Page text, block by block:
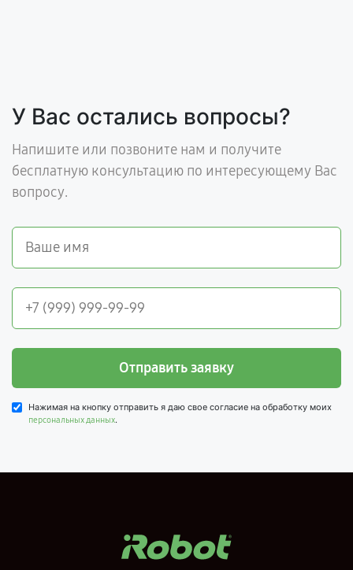
У Вас остались вопросы?
Напишите или позвоните нам и получите
бесплатную консультацию по интересующему Вас
вопросу.
Отправить заявку
Нажимая на кнопку отправить я даю свое согласие на обработку моих
персональных данных.